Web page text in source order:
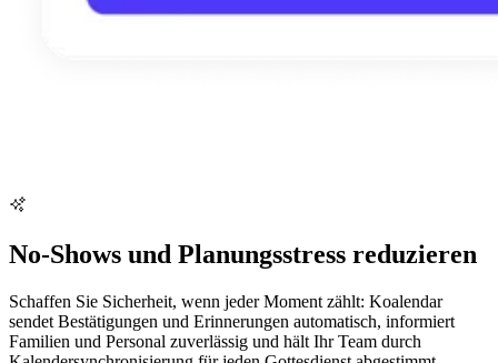
No-Shows und Planungsstress reduzieren
Schaffen Sie Sicherheit, wenn jeder Moment zählt: Koalendar
sendet Bestätigungen und Erinnerungen automatisch, informiert
Familien und Personal zuverlässig und hält Ihr Team durch